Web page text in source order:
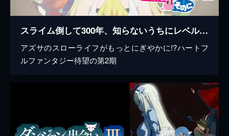
スライム倒して300年、知らないうちにレベルMAXになってました ～そのに～
アズサのスローライフがもっとにぎやかに!?ハートフ
ルファンタジー待望の第2期